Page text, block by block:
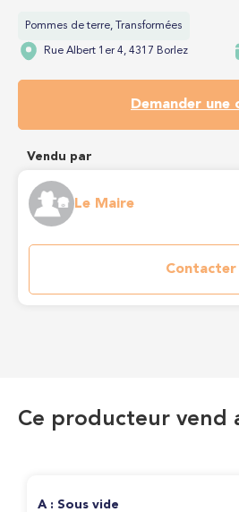
Pommes de terre, Transformées
Rue Albert 1er 4, 4317 Borlez
Demander une
Vendu par
Le Maire
Contacter
Ce producteur vend
A : Sous vide